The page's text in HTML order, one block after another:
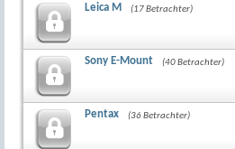
Leica M (17 Betrachter)
Sony E-Mount (40 Betrachter)
Pentax (36 Betrachter)